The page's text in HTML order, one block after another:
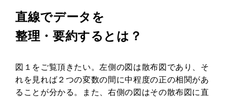
直線でデータを
整理・要約するとは？
図１をご覧頂きたい。左側の図は散布図であり、そ
れを見れば２つの変数の間に中程度の正の相関があ
ることが分かる。また、右側の図はその散布図に直